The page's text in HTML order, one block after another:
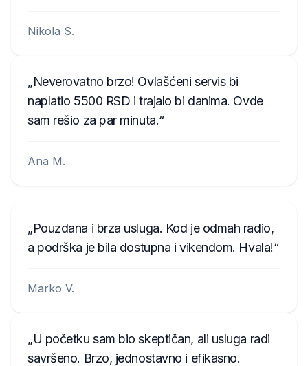
Nikola S.
Neverovatno brzo! Ovlašćeni servis bi
naplatio 5500 RSD i trajalo bi danima. Ovde
sam rešio za par minuta.
Ana M.
Pouzdana i brza usluga. Kod je odmah radio,
a podrška je bila dostupna i vikendom. Hvala!
Marko V.
U početku sam bio skeptičan, ali usluga radi
savršeno. Brzo, jednostavno i efikasno.